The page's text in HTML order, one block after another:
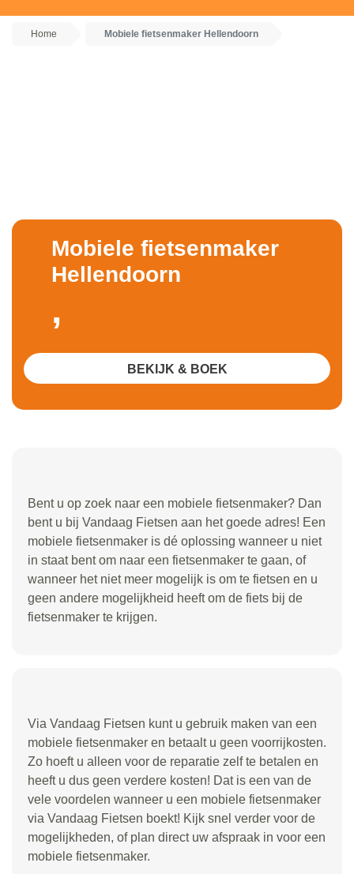
Home Mobiele fietsenmaker Hellendoorn
Bent u op zoek naar een mobiele fietsenmaker? Dan
bent u bij Vandaag Fietsen aan het goede adres! Een
mobiele fietsenmaker is dé oplossing wanneer u niet
in staat bent om naar een fietsenmaker te gaan, of
wanneer het niet meer mogelijk is om te fietsen en u
geen andere mogelijkheid heeft om de fiets bij de
fietsenmaker te krijgen.
Mobiele fietsenmaker
Hellendoorn
,
BEKIJK & BOEK
Via Vandaag Fietsen kunt u gebruik maken van een
mobiele fietsenmaker en betaalt u geen voorrijkosten.
Zo hoeft u alleen voor de reparatie zelf te betalen en
heeft u dus geen verdere kosten! Dat is een van de
vele voordelen wanneer u een mobiele fietsenmaker
via Vandaag Fietsen boekt! Kijk snel verder voor de
mogelijkheden, of plan direct uw afspraak in voor een
mobiele fietsenmaker.